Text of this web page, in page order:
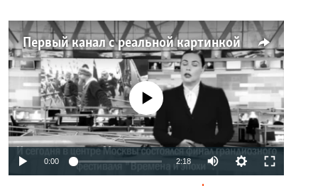
Первый канал с реальной картинкой
No media source currently available
0:00 2:18